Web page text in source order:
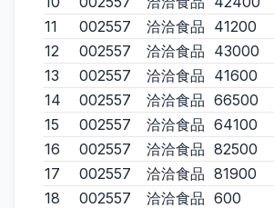
11
002557 洽洽食品 41200
12
002557 洽洽食品 43000
13
002557 洽洽食品 41600
14
002557 洽洽食品 66500
15
002557 洽洽食品 64100
16
002557 洽洽食品 82500
17
002557 洽洽食品 81900
18
002557 洽洽食品 600